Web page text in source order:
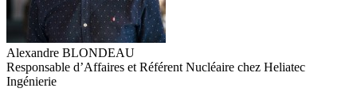
Alexandre BLONDEAU
Responsable d’Affaires et Référent Nucléaire chez Heliatec
Ingénierie